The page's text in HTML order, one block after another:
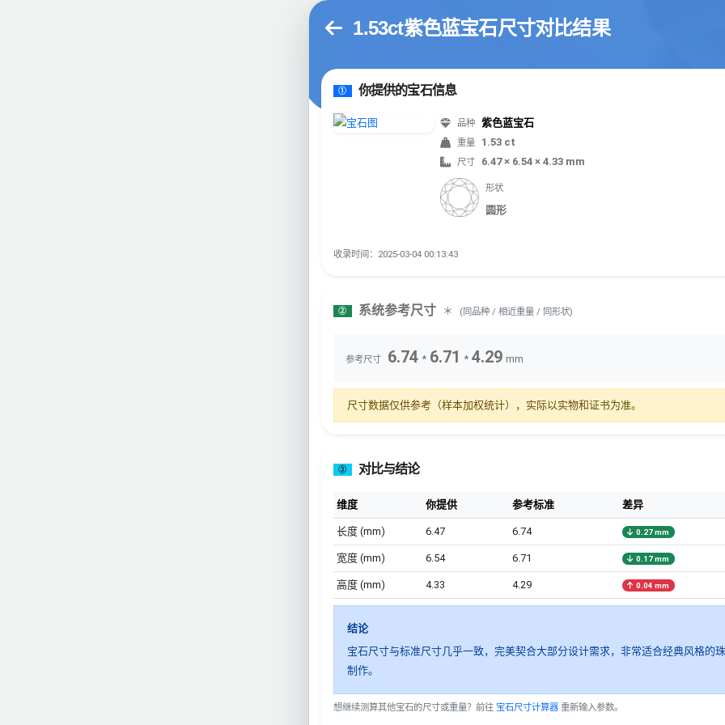
1.53ct紫色蓝宝石尺寸对比结果
① 你提供的宝石信息
品种 紫色蓝宝石
重量 1.53 ct
尺寸 6.47 × 6.54 × 4.33 mm
形状
圆形
收录时间：2025-03-04 00:13:43
② 系统参考尺寸 ＊ (同品种 / 相近重量 / 同形状)
参考尺寸 6.74 * 6.71 * 4.29 mm
尺寸数据仅供参考（样本加权统计），实际以实物和证书为准。
③ 对比与结论
维度 你提供 参考标准 差异
长度 (mm) 6.47 6.74 0.27 mm
宽度 (mm) 6.54 6.71 0.17 mm
高度 (mm) 4.33 4.29 0.04 mm
结论
宝石尺寸与标准尺寸几乎一致，完美契合大部分设计需求，非常适合经典风格的
制作。
想继续测算其他宝石的尺寸或重量？前往 宝石尺寸计算器 重新输入参数。